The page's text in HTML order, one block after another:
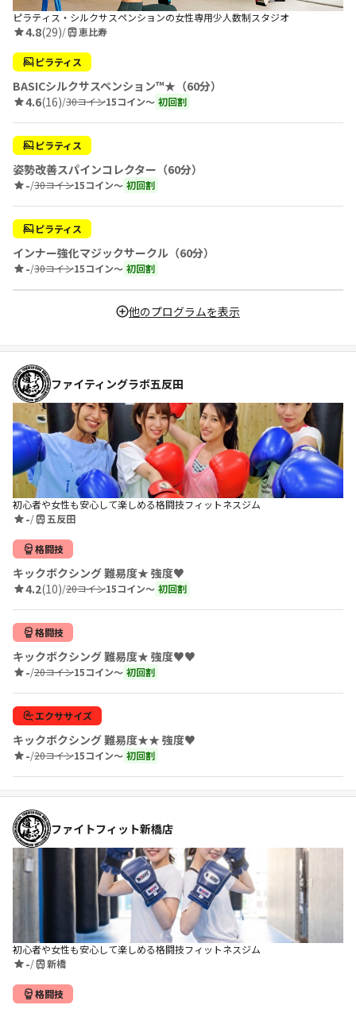
ピラティス・シルクサスペンションの女性専用少人数制スタジオ
4.8(29)/ 恵比寿
ピラティス
BASICシルクサスペンション™★（60分）
4.6(16)/30コイン15コイン〜 初回割
ピラティス
姿勢改善スパインコレクター（60分）
-/30コイン15コイン〜 初回割
ピラティス
インナー強化マジックサークル（60分）
-/30コイン15コイン〜 初回割
他のプログラムを表示
ファイティングラボ五反田
初心者や女性も安心して楽しめる格闘技フィットネスジム
-/ 五反田
格闘技
キックボクシング 難易度★ 強度♥
4.2(10)/20コイン15コイン〜 初回割
格闘技
キックボクシング 難易度★ 強度♥♥
-/20コイン15コイン〜 初回割
エクササイズ
キックボクシング 難易度★★ 強度♥
-/20コイン15コイン〜 初回割
ファイトフィット新橋店
初心者や女性も安心して楽しめる格闘技フィットネスジム
-/ 新橋
格闘技